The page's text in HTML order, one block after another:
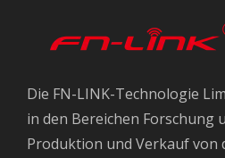
Die FN-LINK-Technologie
in den Bereichen Forschung
Produktion und Verkauf von